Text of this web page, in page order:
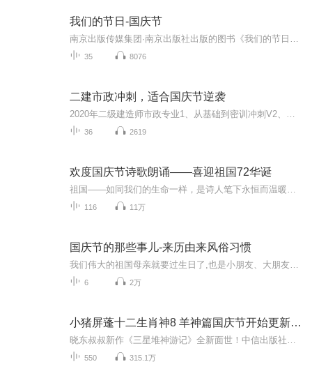
我们的节日-国庆节
35 8076
二建市政冲刺，适合国庆节逆袭
36 2619
欢度国庆节诗歌朗诵——喜迎祖国72华诞
116 11万
国庆节的那些事儿-来历由来风俗习惯
6 2万
小猪屏蓬十二生肖神8 羊神篇国庆节开始更新啦！
550 315.1万